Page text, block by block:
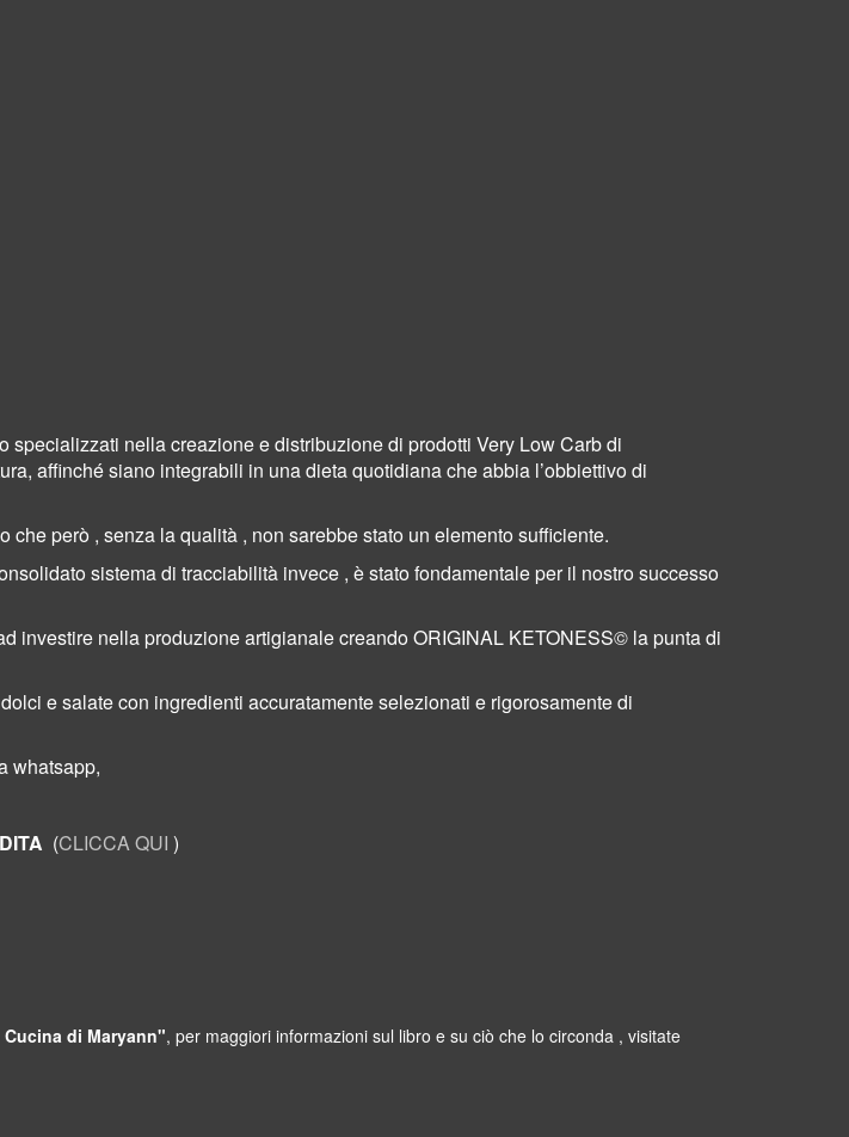
specializzati nella creazione e distribuzione di prodotti Very Low Carb di
affinché siano integrabili in una dieta quotidiana che abbia l’obbiettivo di
però , senza la qualità , non sarebbe stato un elemento sufficiente.
sistema di tracciabilità invece , è stato fondamentale per il nostro successo
investire nella produzione artigianale creando ORIGINAL KETONESS© la punta di
e salate con ingredienti accuratamente selezionati e rigorosamente di
whatsapp,
(CLICCA QUI )
di Maryann", per maggiori informazioni sul libro e su ciò che lo circonda , visitate